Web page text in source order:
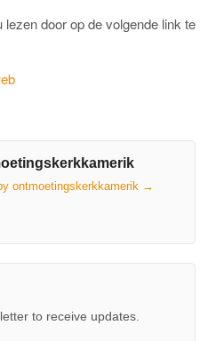
door op de volgende link te
ontmoetingskerkkamerik →
to receive updates.